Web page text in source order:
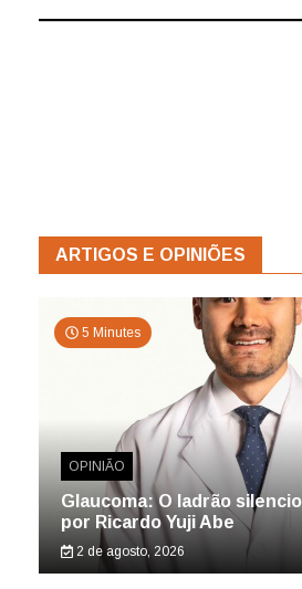
ARTIGOS E OPINIÕES
5 Minutes
OPINIÃO
Glaucoma: O ladrão
por Ricardo Yuji Abe
2 de agosto, 2026